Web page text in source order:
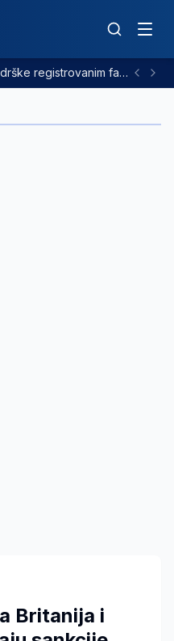
ZDK odobrio 2,38 miliona KM podrške registrovanim farmama goveda
Britanija i